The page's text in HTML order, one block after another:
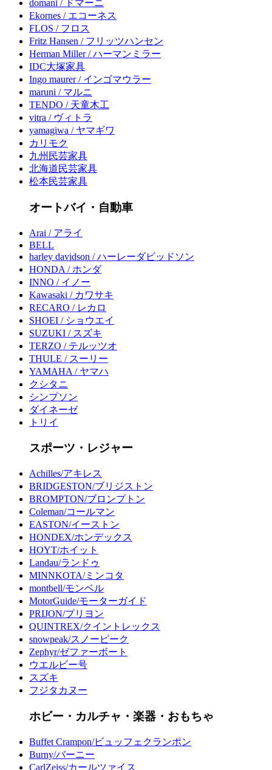
domani / ドマーニ
Ekornes / エコーネス
FLOS / フロス
Fritz Hansen / フリッツハンセン
Herman Miller / ハーマンミラー
IDC大塚家具
Ingo maurer / インゴマウラー
maruni / マルニ
TENDO / 天童木工
vitra / ヴィトラ
yamagiwa / ヤマギワ
カリモク
九州民芸家具
北海道民芸家具
松本民芸家具
オートバイ・自動車
Arai / アライ
BELL
harley davidson / ハーレーダビッドソン
HONDA / ホンダ
INNO / イノー
Kawasaki / カワサキ
RECARO / レカロ
SHOEI / ショウエイ
SUZUKI / スズキ
TERZO / テルッツオ
THULE / スーリー
YAMAHA / ヤマハ
クシタニ
シンプソン
ダイネーゼ
トリイ
スポーツ・レジャー
Achilles/アキレス
BRIDGESTON/ブリジストン
BROMPTON/ブロンプトン
Coleman/コールマン
EASTON/イーストン
HONDEX/ホンデックス
HOYT/ホイット
Landau/ランドゥ
MINNKOTA/ミンコタ
montbell/モンベル
MotorGuide/モーターガイド
PRIJON/プリヨン
QUINTREX/クイントレックス
snowpeak/スノーピーク
Zephyr/ゼファーボート
ウエルビー号
スズキ
フジタカヌー
ホビー・カルチャ・楽器・おもちゃ
Buffet Crampon/ビュッフェクランポン
Burny/バーニー
CarlZeiss/カールツァイス